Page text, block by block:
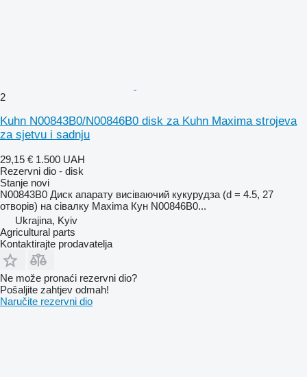
2
Kuhn N00843B0/N00846B0 disk za Kuhn Maxima strojeva
za sjetvu i sadnju
29,15 € 1.500 UAH
Rezervni dio - disk
Stanje novi
N00843B0 Диск апарату висіваючий кукурудза (d = 4.5, 27
отворів) на сівалку Maxima Кун N00846B0...
Ukrajina, Kyiv
Agricultural parts
Kontaktirajte prodavatelja
Ne može pronaći rezervni dio?
Pošaljite zahtjev odmah!
Naručite rezervni dio